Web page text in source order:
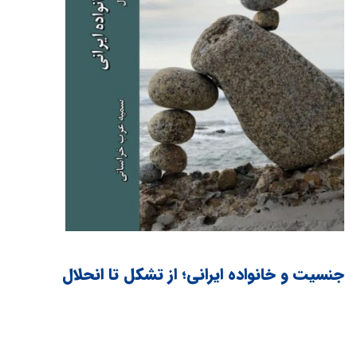
جنسیت و خانواده ایرانی؛ از تشکل تا انحلال